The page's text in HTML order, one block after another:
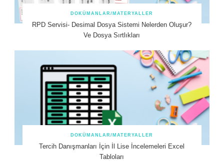
DOKÜMANLAR/MATERYALLER
RPD Servisi- Desimal Dosya Sistemi Nelerden Oluşur?
Ve Dosya Sırtlıkları
DOKÜMANLAR/MATERYALLER
Tercih Danışmanları İçin İl Lise İncelemeleri Excel
Tabloları